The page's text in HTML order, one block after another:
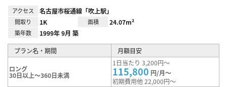
アクセス 名古屋市桜通線「吹上駅」
間取り 1K 面積 24.07m²
築年数 1999年 9月 築
プラン名・期間 月額目安
ロング
30日以上～360日未満
1日当たり 3,200円～
115,800 円/月～
初期費用他 22,000円～